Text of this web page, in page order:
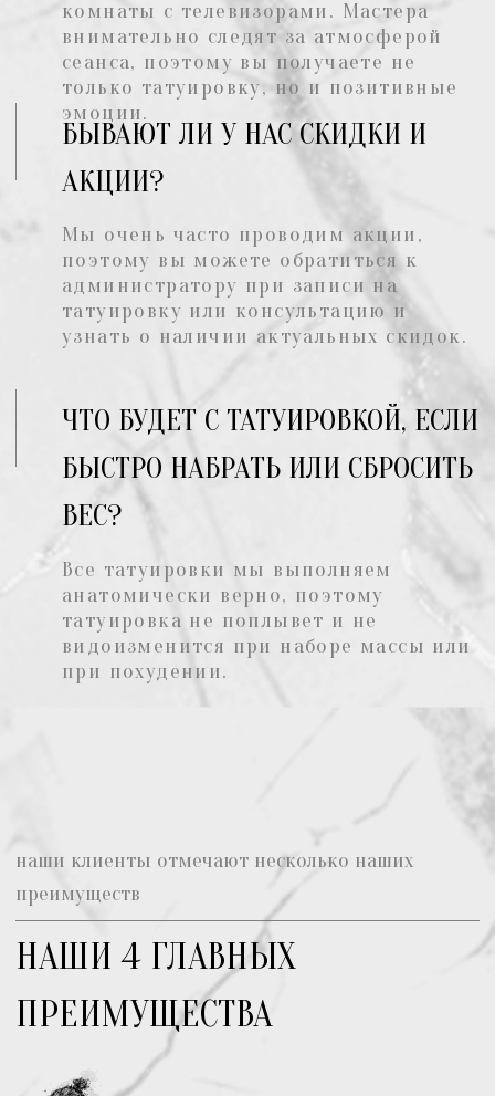
НАШИ ПОДАРОЧНЫЕ
У нас есть сертификаты без
определенной суммы, вам
достаточно связаться с нами по
номеру+7 969 177 11 66 или
оставить заявку, и мы всё
ПОЛУЧИТЬ СЕРТИФИКАТ
по адресу ул. Кутузовская, д. 41
Лайн-Ап
Тату-салон в Москве